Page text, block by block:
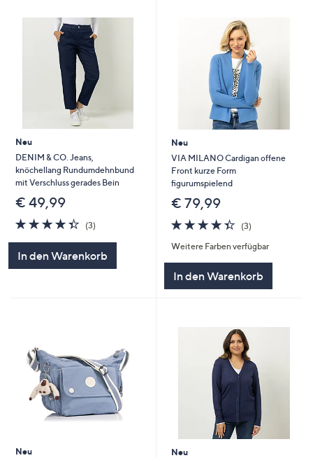
Neu
DENIM & CO. Jeans,
knöchellang Rundumdehnbund
mit Verschluss gerades Bein
€ 49,99
4.3
von
5
(3)
In den Warenkorb
Neu
VIA MILANO Cardigan offene
Front kurze Form
figurumspielend
€ 79,99
4.3
von
5
(3)
Weitere Farben verfügbar
In den Warenkorb
Neu
Neu